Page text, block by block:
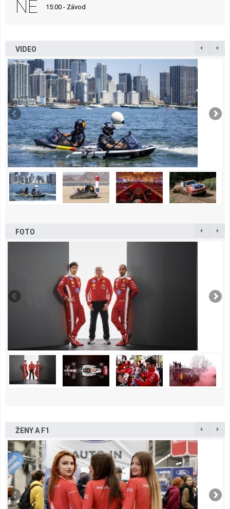
NE 15:00 - Závod
VIDEO
FOTO
ŽENY A F1